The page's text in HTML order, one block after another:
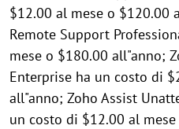
$12.00 al mese o $120.00
Remote Support
mese o $180.00 all"anno;
Enterprise ha un costo di
all"anno; Zoho Assist
un costo di $12.00 al